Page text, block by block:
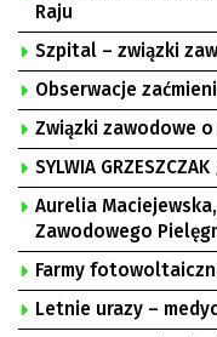
Raju
Szpital – związki
Obserwacje
Związki zawodowe
SYLWIA
Aurelia
Zawodowego
Uniwersyteckim w
Motowidełko,
„Solidarność”
Farmy
Letnie urazy –